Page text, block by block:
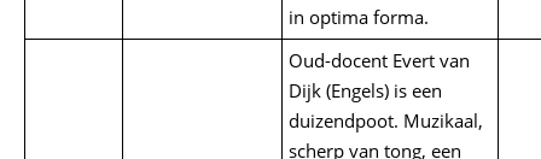
in optima forma.
Oud-docent Evert van
Dijk (Engels) is een
duizendpoot. Muzikaal,
scherp van tong, een